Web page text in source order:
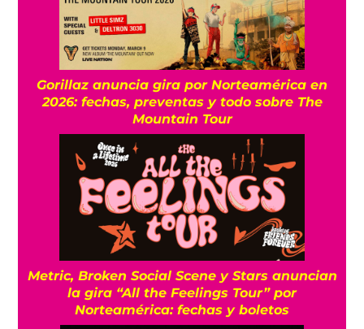
Gorillaz anuncia gira por Norteamérica en
2026: fechas, preventas y todo sobre The
Mountain Tour
Metric, Broken Social Scene y Stars anuncian
la gira “All the Feelings Tour” por
Norteamérica: fechas y boletos